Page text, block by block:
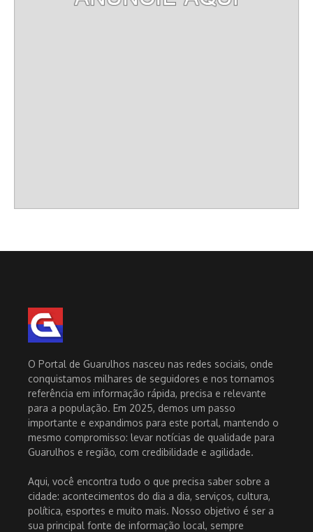
O Portal de Guarulhos nasceu nas redes sociais, onde
conquistamos milhares de seguidores e nos tornamos
referência em informação rápida, precisa e relevante
para a população. Em 2025, demos um passo
importante e expandimos para este portal, mantendo o
mesmo compromisso: levar notícias de qualidade para
Guarulhos e região, com credibilidade e agilidade.
Aqui, você encontra tudo o que precisa saber sobre a
cidade: acontecimentos do dia a dia, serviços, cultura,
política, esportes e muito mais. Nosso objetivo é ser a
sua principal fonte de informação local, sempre